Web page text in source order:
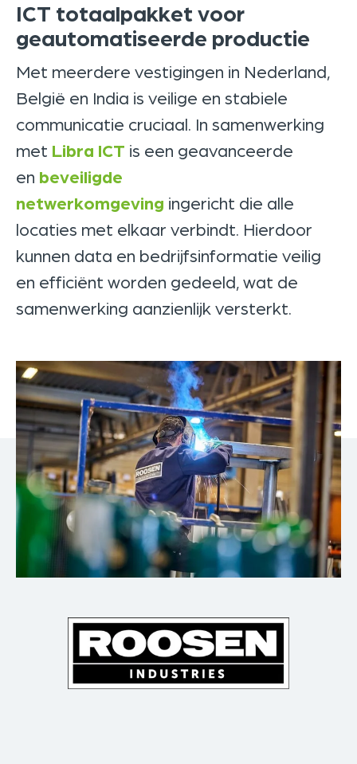
ICT totaalpakket voor
geautomatiseerde productie
Met meerdere vestigingen in Nederland,
België en India is veilige en stabiele
communicatie cruciaal. In samenwerking
met Libra ICT is een geavanceerde
en beveiligde
netwerkomgeving ingericht die alle
locaties met elkaar verbindt. Hierdoor
kunnen data en bedrijfsinformatie veilig
en efficiënt worden gedeeld, wat de
samenwerking aanzienlijk versterkt.